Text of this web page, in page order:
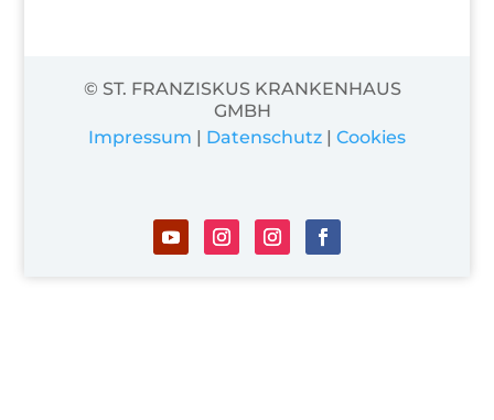
© ST. FRANZISKUS KRANKENHAUS
GMBH
Impressum | Datenschutz | Cookies